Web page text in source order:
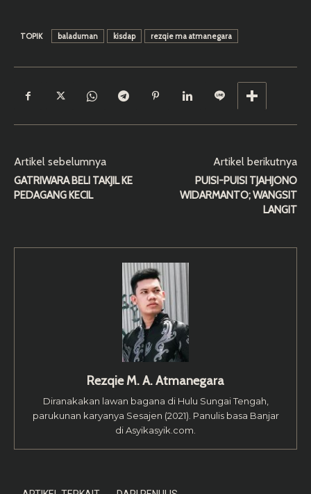
TOPIK baladuman kisdap rezqie ma atmanegara
Artikel sebelumnya
GATRIWARA BELI TAKJIL KE
PEDAGANG KECIL
Artikel berikutnya
PUISI-PUISI TJAHJONO
WIDARMANTO; WANGSIT
LANGIT
Rezqie M. A. Atmanegara
Diranakakan lawan bagana di Hulu Sungai Tengah,
parukunan karyanya Sesajen (2021). Panulis basa Banjar
di Asyikasyik.com.